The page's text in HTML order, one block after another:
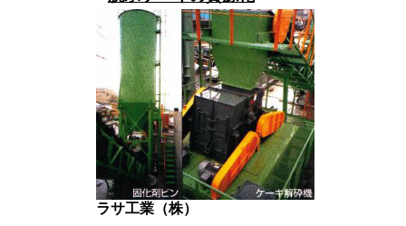
ラサ工業（株）